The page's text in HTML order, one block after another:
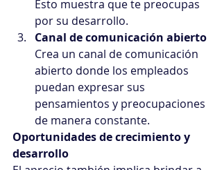
Esto muestra que te preocupas
por su desarrollo.
Canal de comunicación abierto
Crea un canal de comunicación
abierto donde los empleados
puedan expresar sus
pensamientos y preocupaciones
de manera constante.
Oportunidades de crecimiento y
desarrollo